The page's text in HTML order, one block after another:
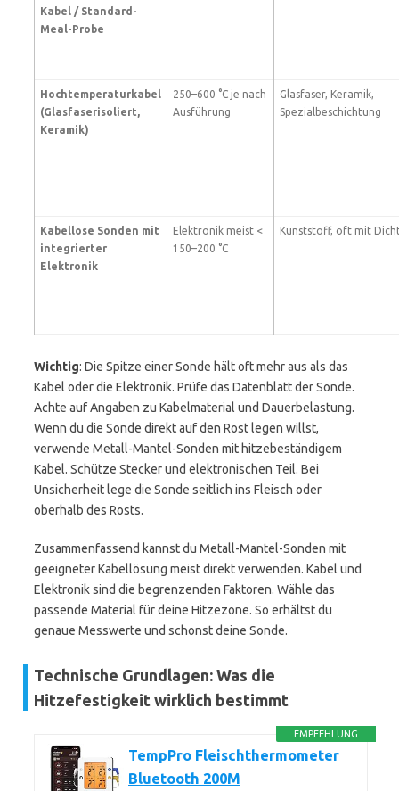
Kabel / Standard-
Meal-Probe
Hochtemperaturkabel
(Glasfaserisoliert,
Keramik)
250–600 °C je nach
Ausführung
Glasfaser, Keramik,
Spezialbeschichtung
Kabellose Sonden mit
integrierter
Elektronik
Elektronik meist <
150–200 °C
Kunststoff, oft mit
Wichtig: Die Spitze einer Sonde hält oft mehr aus als das
Kabel oder die Elektronik. Prüfe das Datenblatt der Sonde.
Achte auf Angaben zu Kabelmaterial und Dauerbelastung.
Wenn du die Sonde direkt auf den Rost legen willst,
verwende Metall-Mantel-Sonden mit hitzebeständigem
Kabel. Schütze Stecker und elektronischen Teil. Bei
Unsicherheit lege die Sonde seitlich ins Fleisch oder
oberhalb des Rosts.
Zusammenfassend kannst du Metall-Mantel-Sonden mit
geeigneter Kabellösung meist direkt verwenden. Kabel und
Elektronik sind die begrenzenden Faktoren. Wähle das
passende Material für deine Hitzezone. So erhältst du
genaue Messwerte und schonst deine Sonde.
Technische Grundlagen: Was die
Hitzefestigkeit wirklich bestimmt
EMPFEHLUNG
TempPro Fleischthermometer
Bluetooth 200M